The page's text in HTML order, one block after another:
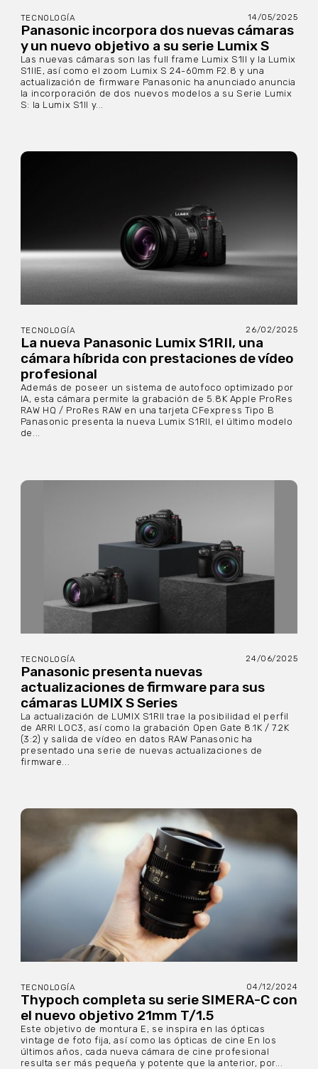
TECNOLOGÍA 14/05/2025
Panasonic incorpora dos nuevas cámaras
y un nuevo objetivo a su serie Lumix S
Las nuevas cámaras son las full frame Lumix S1II y la Lumix
S1IIE, así como el zoom Lumix S 24-60mm F2.8 y una
actualización de firmware Panasonic ha anunciado anuncia
la incorporación de dos nuevos modelos a su Serie Lumix
S: la Lumix S1II y...
TECNOLOGÍA 26/02/2025
La nueva Panasonic Lumix S1RII, una
cámara híbrida con prestaciones de vídeo
profesional
Además de poseer un sistema de autofoco optimizado por
IA, esta cámara permite la grabación de 5.8K Apple ProRes
RAW HQ / ProRes RAW en una tarjeta CFexpress Tipo B
Panasonic presenta la nueva Lumix S1RII, el último modelo
de...
TECNOLOGÍA 24/06/2025
Panasonic presenta nuevas
actualizaciones de firmware para sus
cámaras LUMIX S Series
La actualización de LUMIX S1RII trae la posibilidad el perfil
de ARRI LOC3, así como la grabación Open Gate 8.1K / 7.2K
(3:2) y salida de vídeo en datos RAW Panasonic ha
presentado una serie de nuevas actualizaciones de
firmware...
TECNOLOGÍA 04/12/2024
Thypoch completa su serie SIMERA-C con
el nuevo objetivo 21mm T/1.5
Este objetivo de montura E, se inspira en las ópticas
vintage de foto fija, así como las ópticas de cine En los
últimos años, cada nueva cámara de cine profesional
resulta ser más pequeña y potente que la anterior, por...